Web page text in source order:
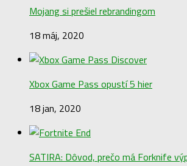
Mojang si prešiel rebrandingom
18 máj, 2020
Xbox Game Pass opustí 5 hier
18 jan, 2020
SATIRA: Dôvod, prečo má Forknife